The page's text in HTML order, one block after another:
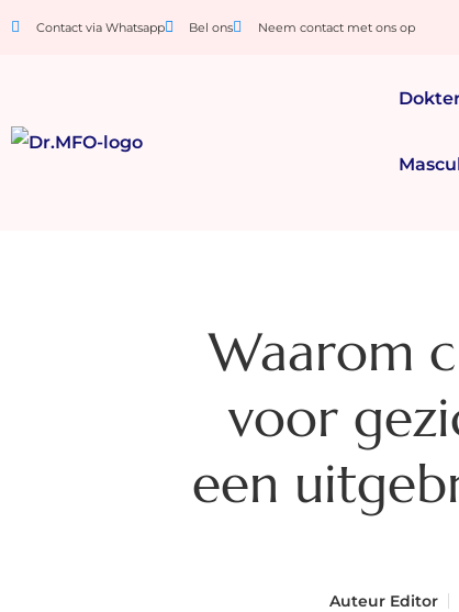
Contact via Whatsapp Bel ons Neem contact met ons op
Waarom
voor
een
Auteur Editor